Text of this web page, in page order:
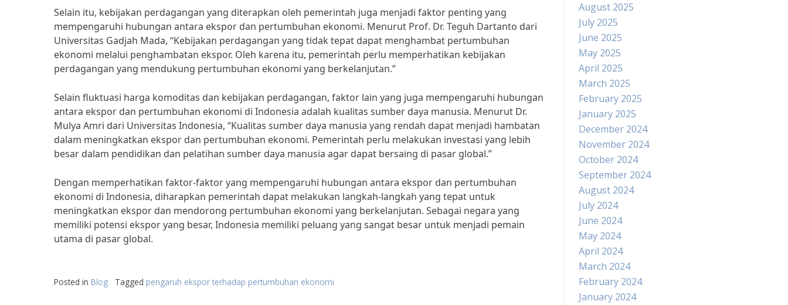
Selain itu, kebijakan perdagangan yang diterapkan oleh pemerintah juga menjadi faktor penting yang
mempengaruhi hubungan antara ekspor dan pertumbuhan ekonomi. Menurut Prof. Dr. Teguh Dartanto dari
Universitas Gadjah Mada, “Kebijakan perdagangan yang tidak tepat dapat menghambat pertumbuhan
ekonomi melalui penghambatan ekspor. Oleh karena itu, pemerintah perlu memperhatikan kebijakan
perdagangan yang mendukung pertumbuhan ekonomi yang berkelanjutan.”
Selain fluktuasi harga komoditas dan kebijakan perdagangan, faktor lain yang juga mempengaruhi hubungan
antara ekspor dan pertumbuhan ekonomi di Indonesia adalah kualitas sumber daya manusia. Menurut Dr.
Mulya Amri dari Universitas Indonesia, “Kualitas sumber daya manusia yang rendah dapat menjadi hambatan
dalam meningkatkan ekspor dan pertumbuhan ekonomi. Pemerintah perlu melakukan investasi yang lebih
besar dalam pendidikan dan pelatihan sumber daya manusia agar dapat bersaing di pasar global.”
Dengan memperhatikan faktor-faktor yang mempengaruhi hubungan antara ekspor dan pertumbuhan
ekonomi di Indonesia, diharapkan pemerintah dapat melakukan langkah-langkah yang tepat untuk
meningkatkan ekspor dan mendorong pertumbuhan ekonomi yang berkelanjutan. Sebagai negara yang
memiliki potensi ekspor yang besar, Indonesia memiliki peluang yang sangat besar untuk menjadi pemain
utama di pasar global.
Posted in Blog Tagged pengaruh ekspor terhadap pertumbuhan ekonomi
August 2025
July 2025
June 2025
May 2025
April 2025
March 2025
February 2025
January 2025
December 2024
November 2024
October 2024
September 2024
August 2024
July 2024
June 2024
May 2024
April 2024
March 2024
February 2024
January 2024